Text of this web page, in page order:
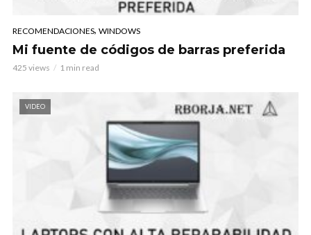
RECOMENDACIONES, WINDOWS
Mi fuente de códigos de barras preferida
425 views 1 min read
VIDEO